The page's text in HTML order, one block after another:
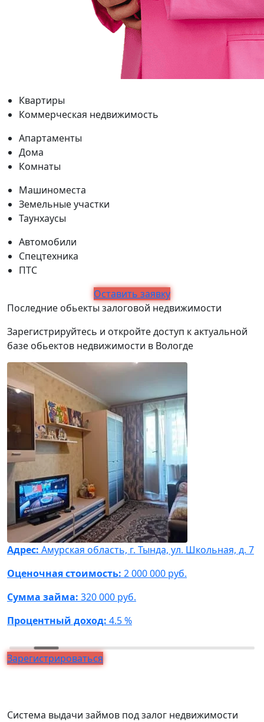
Квартиры
Коммерческая недвижимость
Апартаменты
Дома
Комнаты
Машиноместа
Земельные участки
Таунхаусы
Автомобили
Спецтехника
ПТС
Оставить заявку
Последние обьекты залоговой недвижимости
Зарегистрируйтесь и откройте доступ к актуальной
базе обьектов недвижимости в Вологде
Адрес: Амурская область, г. Тында, ул. Школьная, д. 7
Оценочная стоимость: 2 000 000 руб.
Сумма займа: 320 000 руб.
Процентный доход: 4.5 %
Зарегистрироваться
Система выдачи займов под залог недвижимости